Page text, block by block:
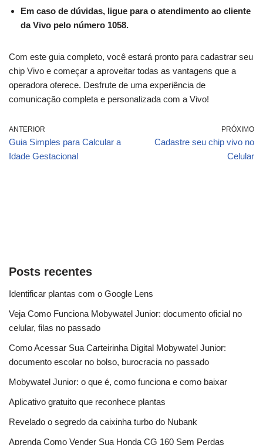
Em caso de dúvidas, ligue para o atendimento ao cliente
da Vivo pelo número 1058.
Com este guia completo, você estará pronto para cadastrar seu
chip Vivo e começar a aproveitar todas as vantagens que a
operadora oferece. Desfrute de uma experiência de
comunicação completa e personalizada com a Vivo!
ANTERIOR
Guia Simples para Calcular a
Idade Gestacional
PRÓXIMO
Cadastre seu chip vivo no
Celular
Posts recentes
Identificar plantas com o Google Lens
Veja Como Funciona Mobywatel Junior: documento oficial no
celular, filas no passado
Como Acessar Sua Carteirinha Digital Mobywatel Junior:
documento escolar no bolso, burocracia no passado
Mobywatel Junior: o que é, como funciona e como baixar
Aplicativo gratuito que reconhece plantas
Revelado o segredo da caixinha turbo do Nubank
Aprenda Como Vender Sua Honda CG 160 Sem Perdas